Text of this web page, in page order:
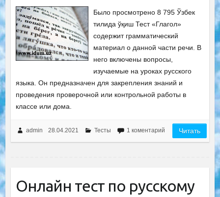
Было просмотрено 8 795 Ўзбек
тилида ўқиш Тест «Глагол»
содержит грамматический
материал о данной части речи. В
него включены вопросы,
изучаемые на уроках русского
языка. Он предназначен для закрепления знаний и
проведения проверочной или контрольной работы в
классе или дома.
admin 28.04.2021 Тесты 1 коментарий Читать
Онлайн тест по русскому